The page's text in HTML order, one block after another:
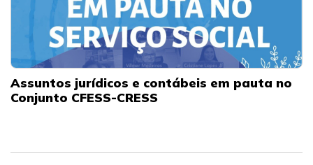
Assuntos jurídicos e contábeis em pauta no
Conjunto CFESS-CRESS